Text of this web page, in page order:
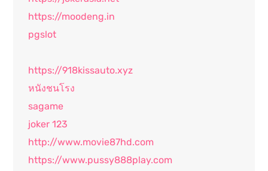
https://moodeng.in
pgslot
https://918kissauto.xyz
หนังชนโรง
sagame
joker 123
http://www.movie87hd.com
https://www.pussy888play.com